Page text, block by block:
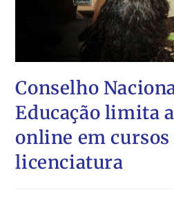
Conselho
Educação limita
online em cursos
licenciatura